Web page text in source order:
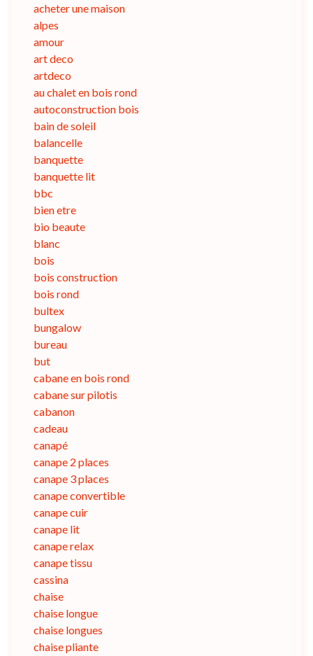
acheter une maison
alpes
amour
art deco
artdeco
au chalet en bois rond
autoconstruction bois
bain de soleil
balancelle
banquette
banquette lit
bbc
bien etre
bio beaute
blanc
bois
bois construction
bois rond
bultex
bungalow
bureau
but
cabane en bois rond
cabane sur pilotis
cabanon
cadeau
canapé
canape 2 places
canape 3 places
canape convertible
canape cuir
canape lit
canape relax
canape tissu
cassina
chaise
chaise longue
chaise longues
chaise pliante